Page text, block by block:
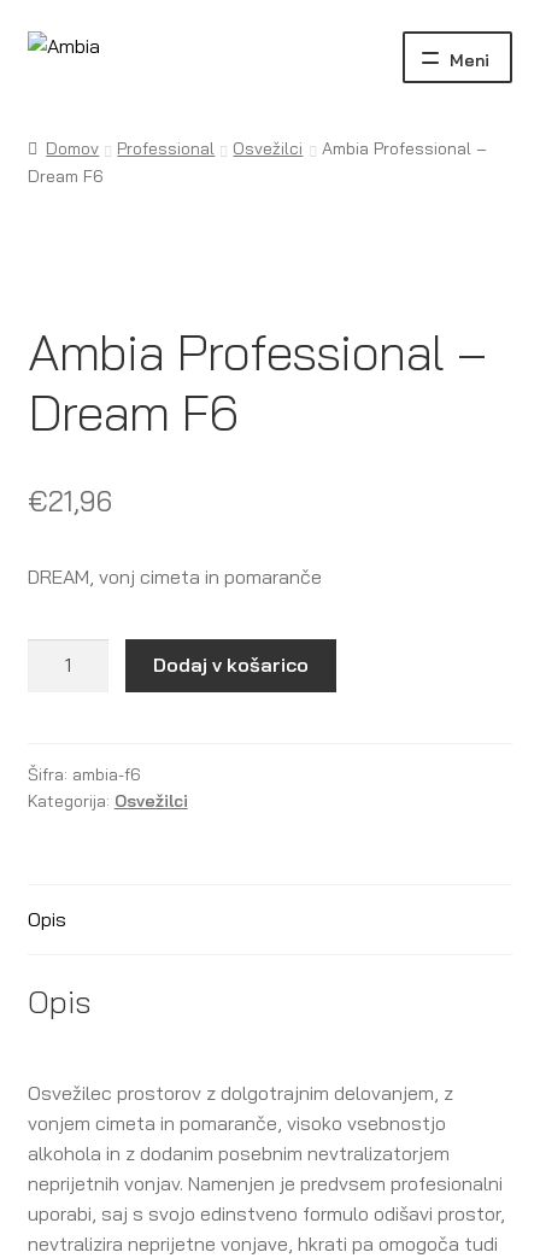
Skip
Skip
Domov Professional Osvežilci
Ambia Professional –
Dream F6
Ambia Professional –
Dream F6
€21,96
DREAM, vonj cimeta in pomaranče
F6
količina
Dodaj v košarico
Šifra: ambia-f6
Kategorija: Osvežilci
Opis
Opis
Osvežilec prostorov z dolgotrajnim delovanjem, z
vonjem cimeta in pomaranče, visoko vsebnostjo
alkohola in z dodanim posebnim nevtralizatorjem
neprijetnih vonjav. Namenjen je predvsem profesionalni
uporabi, saj s svojo edinstveno formulo odišavi prostor,
nevtralizira neprijetne vonjave, hkrati pa omogoča tudi